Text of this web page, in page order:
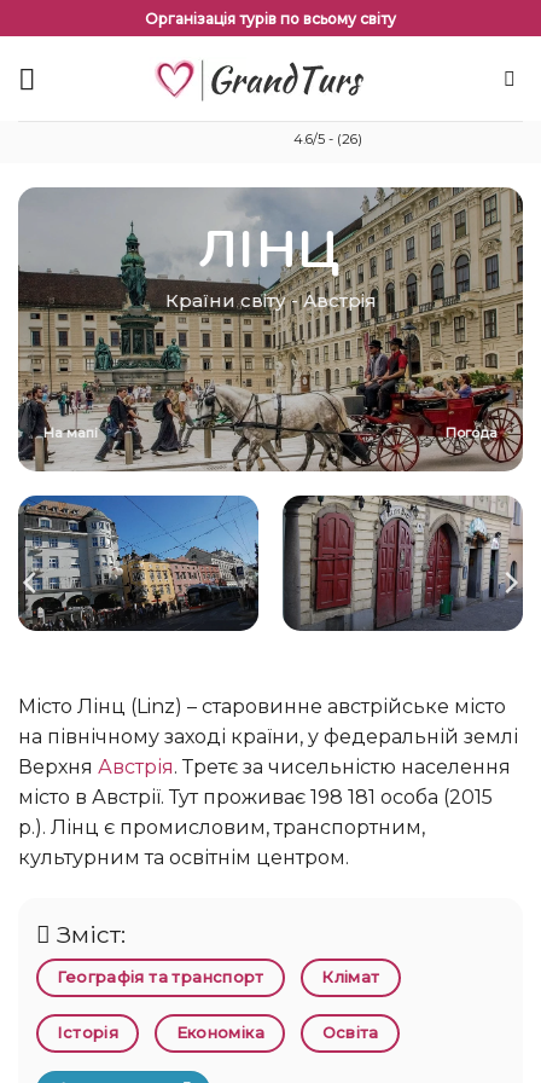
змісту
Організація турів по всьому світу
4.6/5 - (26)
ЛІНЦ
Країни світу-Австрія
На мапі Погода
Місто Лінц (Linz) – старовинне австрійське місто
на північному заході країни, у федеральній землі
Верхня Австрія. Третє за чисельністю населення
місто в Австрії. Тут проживає 198 181 особа (2015
р.). Лінц є промисловим, транспортним,
культурним та освітнім центром.
Зміст:
Географія та транспорт Клімат
Історія Економіка Освіта